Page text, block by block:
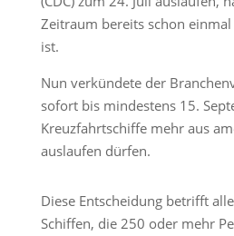
Zeitraum bereits schon
ist.
Nun verkündete der
sofort bis mindestens 15.
Kreuzfahrtschiffe mehr aus
auslaufen dürfen.
Diese Entscheidung betrifft
Schiffen, die 250 oder mehr